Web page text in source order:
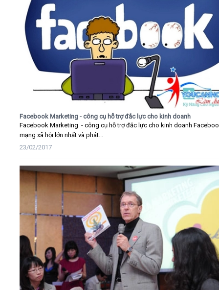
Facebook Marketing - công cụ hỗ trợ đắc lực cho kinh doanh
Facebook Marketing - công cụ hỗ trợ đắc lực cho kinh doanh
mạng xã hội lớn nhất và phát...
23/02/2017